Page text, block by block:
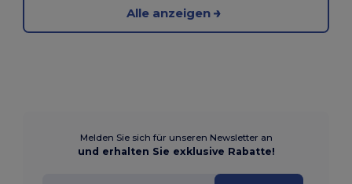
Alle anzeigen
Melden Sie sich für unseren Newsletter an
und erhalten Sie exklusive Rabatte!